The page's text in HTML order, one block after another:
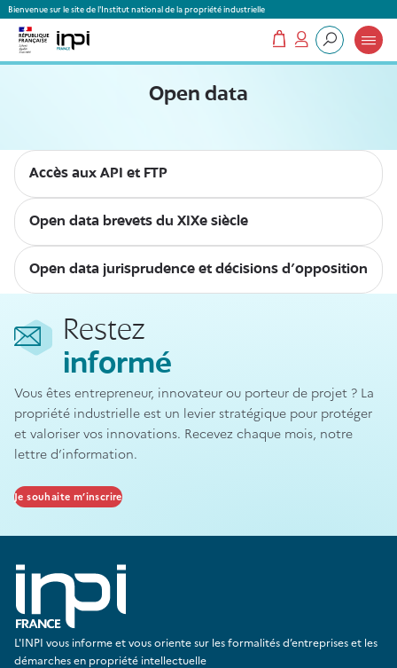
Bienvenue sur le site de l'Institut national de la propriété industrielle
Que recherchez-vous ?
Mon compte
Mon panier
Open data
Accès aux API et FTP
Open data brevets du XIXe siècle
Open data jurisprudence et décisions d'opposition
Restez
informé
Vous êtes entrepreneur, innovateur ou porteur de projet ? La
propriété industrielle est un levier stratégique pour protéger
et valoriser vos innovations. Recevez chaque mois, notre
lettre d’information.
Je souhaite m’inscrire
L'INPI vous informe et vous oriente sur les formalités d’entreprises et les
démarches en propriété intellectuelle
Panneau de gestion des cookies